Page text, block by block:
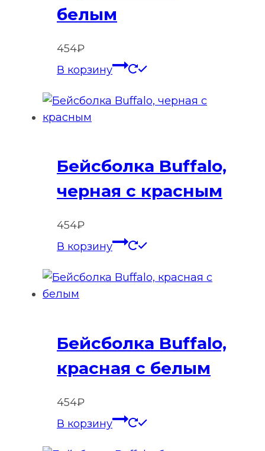
белым
454₽
В корзину
Бейсболка Buffalo,
черная с красным
454₽
В корзину
Бейсболка Buffalo,
красная с белым
454₽
В корзину